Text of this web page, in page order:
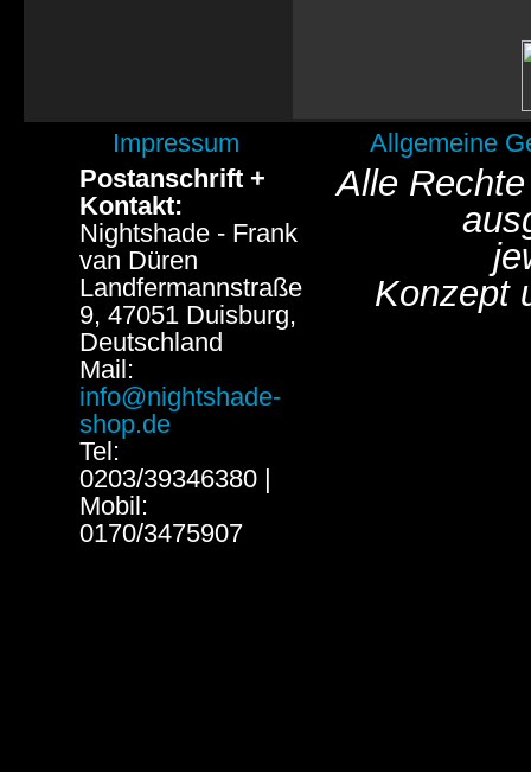
Impressum
Allgemeine
Postanschrift +
Kontakt:
Nightshade - Frank
van Düren
Landfermannstraße
9, 47051 Duisburg,
Deutschland
Mail:
info@nightshade-
shop.de
Tel:
0203/39346380 |
Mobil:
0170/3475907
Alle
Konzept